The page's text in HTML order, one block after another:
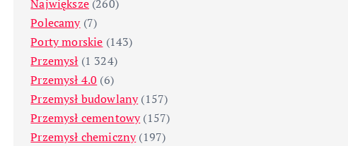
Największe(260)
Polecamy(7)
Porty morskie (143)
Przemysł (1 324)
Przemysł 4.0 (6)
Przemysł budowlany(157)
Przemysł cementowy(157)
Przemysł chemiczny(197)